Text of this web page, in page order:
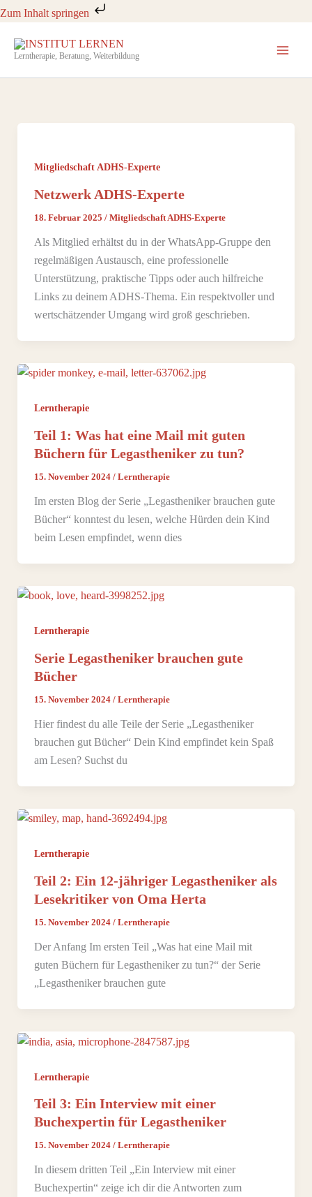
Zum Inhalt springen
Zum
springen
Lerntherapie, Beratung, Weiterbildung
Mitgliedschaft ADHS-Experte
Netzwerk ADHS-Experte
18. Februar 2025 / Mitgliedschaft ADHS-Experte
Als Mitglied erhältst du in der WhatsApp-Gruppe den
regelmäßigen Austausch, eine professionelle
Unterstützung, praktische Tipps oder auch hilfreiche
Links zu deinem ADHS-Thema. Ein respektvoller und
wertschätzender Umgang wird groß geschrieben.
Lerntherapie
Teil 1: Was hat eine Mail mit guten
Büchern für Legastheniker zu tun?
15. November 2024 / Lerntherapie
Im ersten Blog der Serie „Legastheniker brauchen gute
Bücher“ konntest du lesen, welche Hürden dein Kind
beim Lesen empfindet, wenn dies
Lerntherapie
Serie Legastheniker brauchen gute
Bücher
15. November 2024 / Lerntherapie
Hier findest du alle Teile der Serie „Legastheniker
brauchen gut Bücher“ Dein Kind empfindet kein Spaß
am Lesen? Suchst du
Lerntherapie
Teil 2: Ein 12-jähriger Legastheniker als
Lesekritiker von Oma Herta
15. November 2024 / Lerntherapie
Der Anfang Im ersten Teil „Was hat eine Mail mit
guten Büchern für Legastheniker zu tun?“ der Serie
„Legastheniker brauchen gute
Lerntherapie
Teil 3: Ein Interview mit einer
Buchexpertin für Legastheniker
15. November 2024 / Lerntherapie
In diesem dritten Teil „Ein Interview mit einer
Buchexpertin“ zeige ich dir die Antworten zum